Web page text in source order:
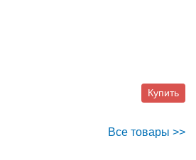
Купить
Все товары >>